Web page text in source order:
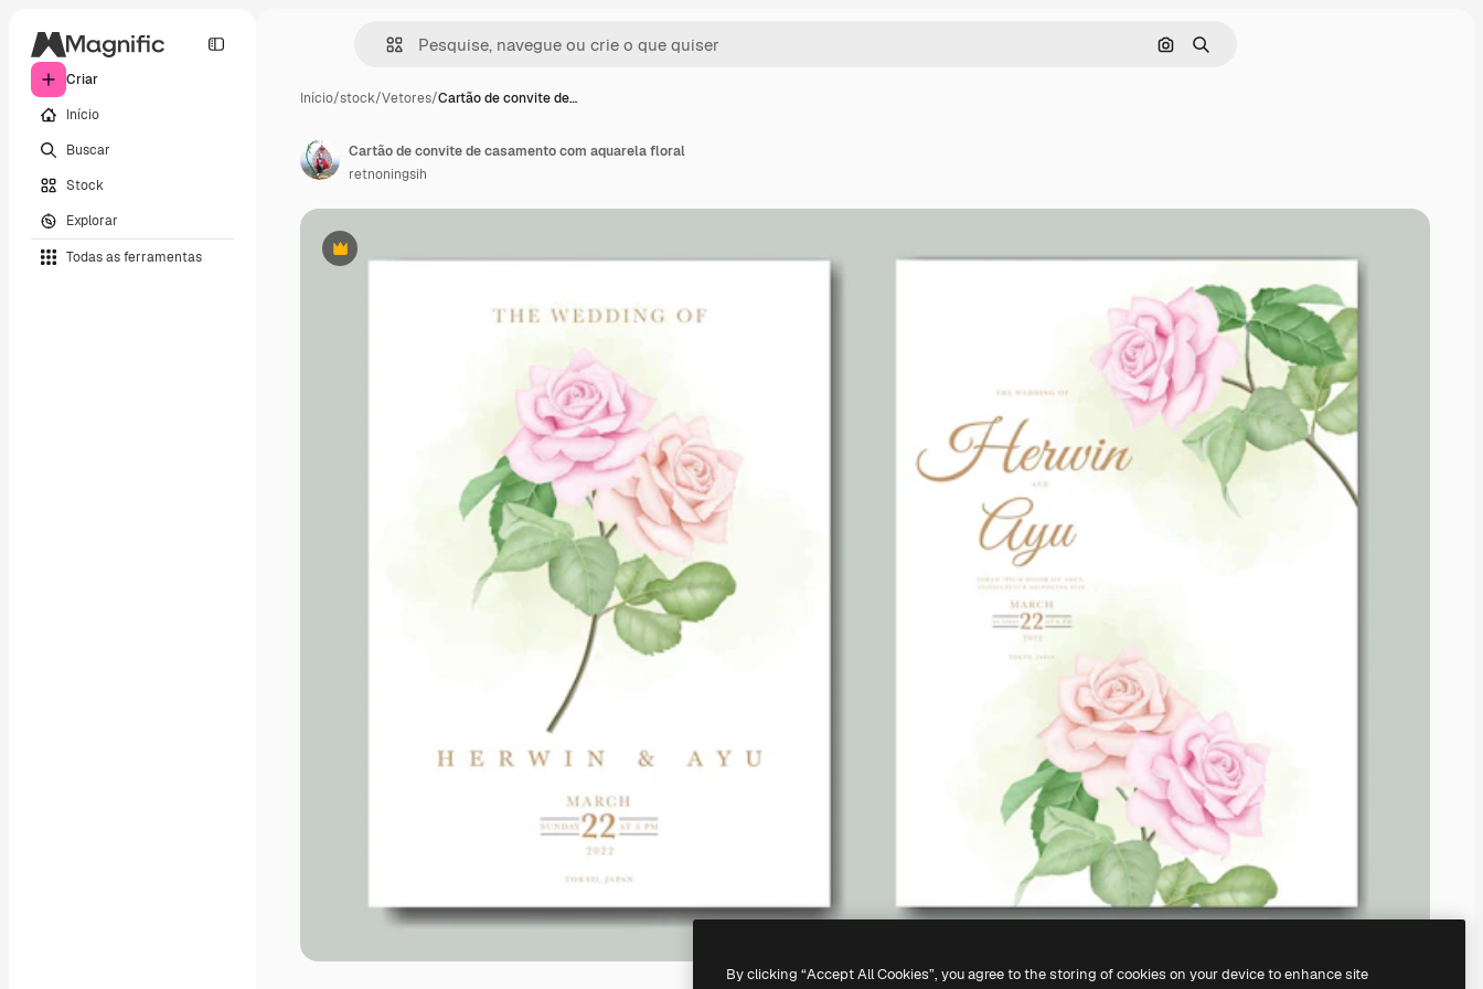
Criar
Início
Buscar
Stock
Explorar
Todas as ferramentas
Pesquisar por imagem
Buscar
Início/stock/Vetores/Cartão de convite de…
Premium
Cartão de convite de casamento com aquarela floral
retnoningsih
By clicking “Accept All Cookies”, you agree to the storing of cookies on your device to enhance site